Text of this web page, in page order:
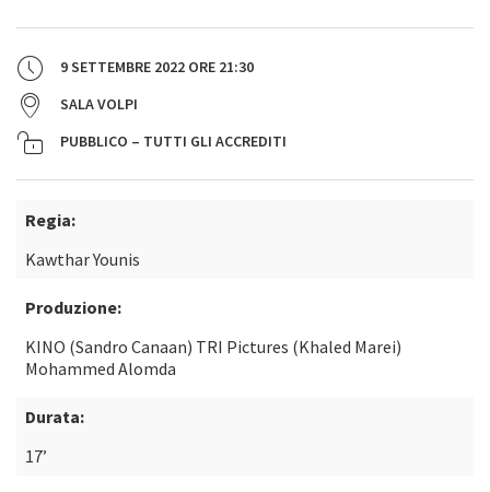
9 SETTEMBRE 2022 ORE 21:30
SALA VOLPI
PUBBLICO – TUTTI GLI ACCREDITI
Regia:
Kawthar Younis
Produzione:
KINO (Sandro Canaan) TRI Pictures (Khaled Marei)
Mohammed Alomda
Durata:
17’